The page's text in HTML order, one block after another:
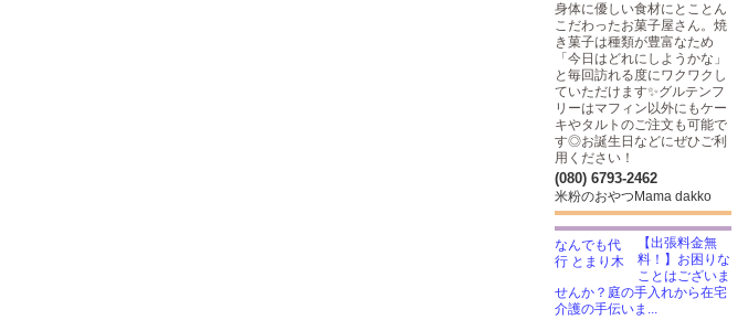
身体に優しい食材にとことん
こだわったお菓子屋さん。焼
き菓子は種類が豊富なため
「今日はどれにしようかな」
と毎回訪れる度にワクワクし
ていただけます✨グルテンフ
リーはマフィン以外にもケー
キやタルトのご注文も可能で
す◎お誕生日などにぜひご利
用ください！
(080) 6793-2462
米粉のおやつMama dakko
【出張料金無
料！】お困りな
ことはございま
せんか？庭の手入れから在宅
介護の手伝いま...